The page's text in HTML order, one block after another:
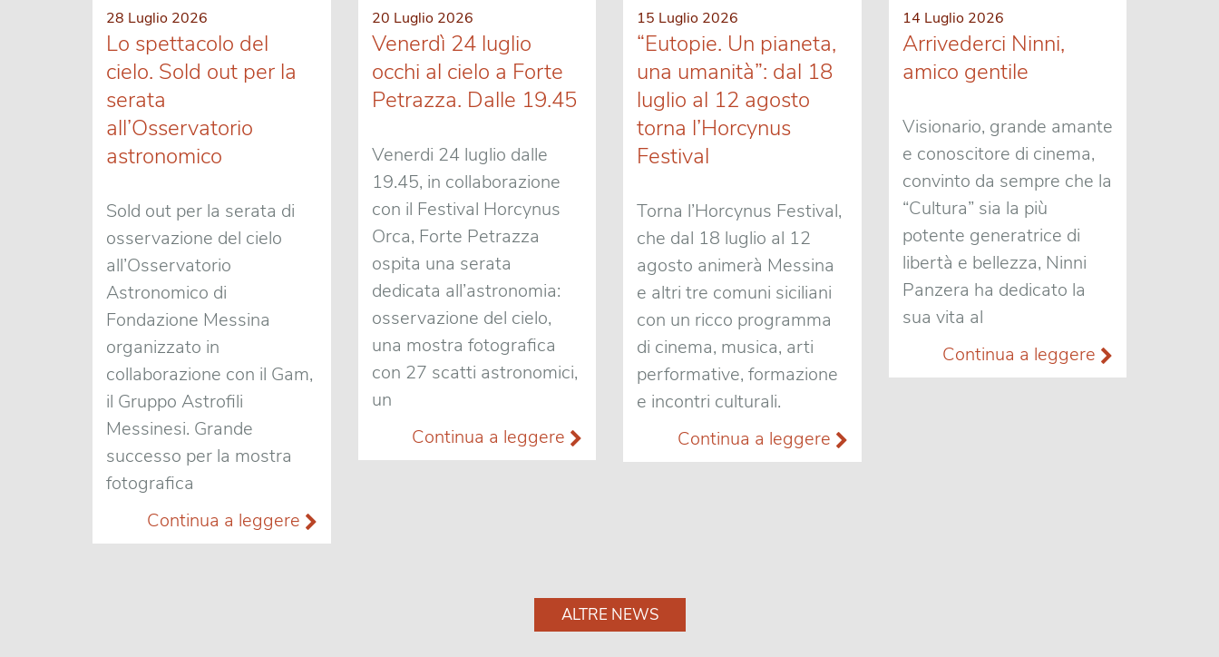
28 Luglio 2026
Lo spettacolo del
cielo. Sold out per la
serata
all’Osservatorio
astronomico
Sold out per la serata di
osservazione del cielo
all’Osservatorio
Astronomico di
Fondazione Messina
organizzato in
collaborazione con il Gam,
il Gruppo Astrofili
Messinesi. Grande
successo per la mostra
fotografica
Continua a leggere
20 Luglio 2026
Venerdì 24 luglio
occhi al cielo a Forte
Petrazza. Dalle 19.45
Venerdi 24 luglio dalle
19.45, in collaborazione
con il Festival Horcynus
Orca, Forte Petrazza
ospita una serata
dedicata all’astronomia:
osservazione del cielo,
una mostra fotografica
con 27 scatti astronomici,
un
Continua a leggere
15 Luglio 2026
“Eutopie. Un pianeta,
una umanità”: dal 18
luglio al 12 agosto
torna l’Horcynus
Festival
Torna l’Horcynus Festival,
che dal 18 luglio al 12
agosto animerà Messina
e altri tre comuni siciliani
con un ricco programma
di cinema, musica, arti
performative, formazione
e incontri culturali.
Continua a leggere
14 Luglio 2026
Arrivederci Ninni,
amico gentile
Visionario, grande amante
e conoscitore di cinema,
convinto da sempre che la
“Cultura” sia la più
potente generatrice di
libertà e bellezza, Ninni
Panzera ha dedicato la
sua vita al
Continua a leggere
ALTRE NEWS